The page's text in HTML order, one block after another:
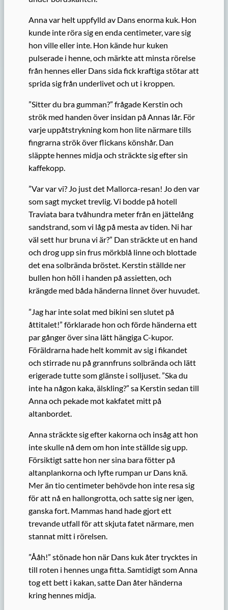
Anna var helt uppfylld av Dans enorma kuk. Hon
kunde inte röra sig en enda centimeter, vare sig
hon ville eller inte. Hon kände hur kuken
pulserade i henne, och märkte att minsta rörelse
från hennes eller Dans sida fick kraftiga stötar att
sprida sig från underlivet och ut i kroppen.
”Sitter du bra gumman?” frågade Kerstin och
strök med handen över insidan på Annas lår. För
varje uppåtstrykning kom hon lite närmare tills
fingrarna strök över flickans könshår. Dan
släppte hennes midja och sträckte sig efter sin
kaffekopp.
”Var var vi? Jo just det Mallorca-resan! Jo den var
som sagt mycket trevlig. Vi bodde på hotell
Traviata bara tvåhundra meter från en jättelång
sandstrand, som vi låg på mesta av tiden. Ni har
väl sett hur bruna vi är?” Dan sträckte ut en hand
och drog upp sin frus mörkblå linne och blottade
det ena solbrända bröstet. Kerstin ställde ner
bullen hon höll i handen på assietten, och
krängde med båda händerna linnet över huvudet.
”Jag har inte solat med bikini sen slutet på
åttitalet!” förklarade hon och förde händerna ett
par gånger över sina lätt hängiga C-kupor.
Föräldrarna hade helt kommit av sig i fikandet
och stirrade nu på grannfruns solbrända och lätt
erigerade tutte som glänste i solljuset. ”Ska du
inte ha någon kaka, älskling?” sa Kerstin sedan till
Anna och pekade mot kakfatet mitt på
altanbordet.
Anna sträckte sig efter kakorna och insåg att hon
inte skulle nå dem om hon inte ställde sig upp.
Försiktigt satte hon ner sina bara fötter på
altanplankorna och lyfte rumpan ur Dans knä.
Mer än tio centimeter behövde hon inte resa sig
för att nå en hallongrotta, och satte sig ner igen,
ganska fort. Mammas hand hade gjort ett
trevande utfall för att skjuta fatet närmare, men
stannat mitt i rörelsen.
”Ååh!” stönade hon när Dans kuk åter trycktes in
till roten i hennes unga fitta. Samtidigt som Anna
tog ett bett i kakan, satte Dan åter händerna
kring hennes midja.